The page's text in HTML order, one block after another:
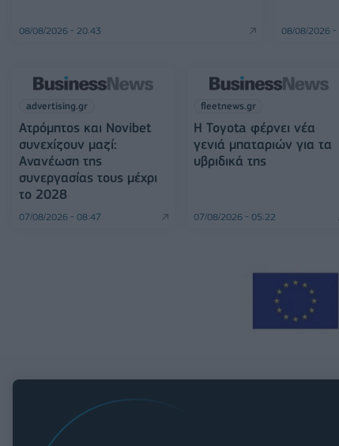
08/08/2026 - 20:43 08/08/2026 -
advertising.gr
Ατρόμητος και Novibet
συνεχίζουν μαζί:
Ανανέωση της
συνεργασίας τους μέχρι
το 2028
07/08/2026 - 08:47
fleetnews.gr
Η Toyota φέρνει νέα
γενιά μπαταριών για τα
υβριδικά της
07/08/2026 - 05:22